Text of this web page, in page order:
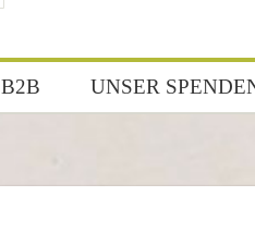
B2B UNSER